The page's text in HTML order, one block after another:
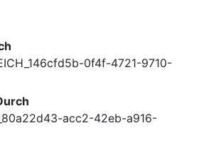
0f4f-4721-9710-
acc2-42eb-a916-